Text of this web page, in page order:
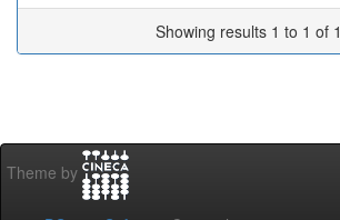
Showing results 1 to 1 of 1
Theme by